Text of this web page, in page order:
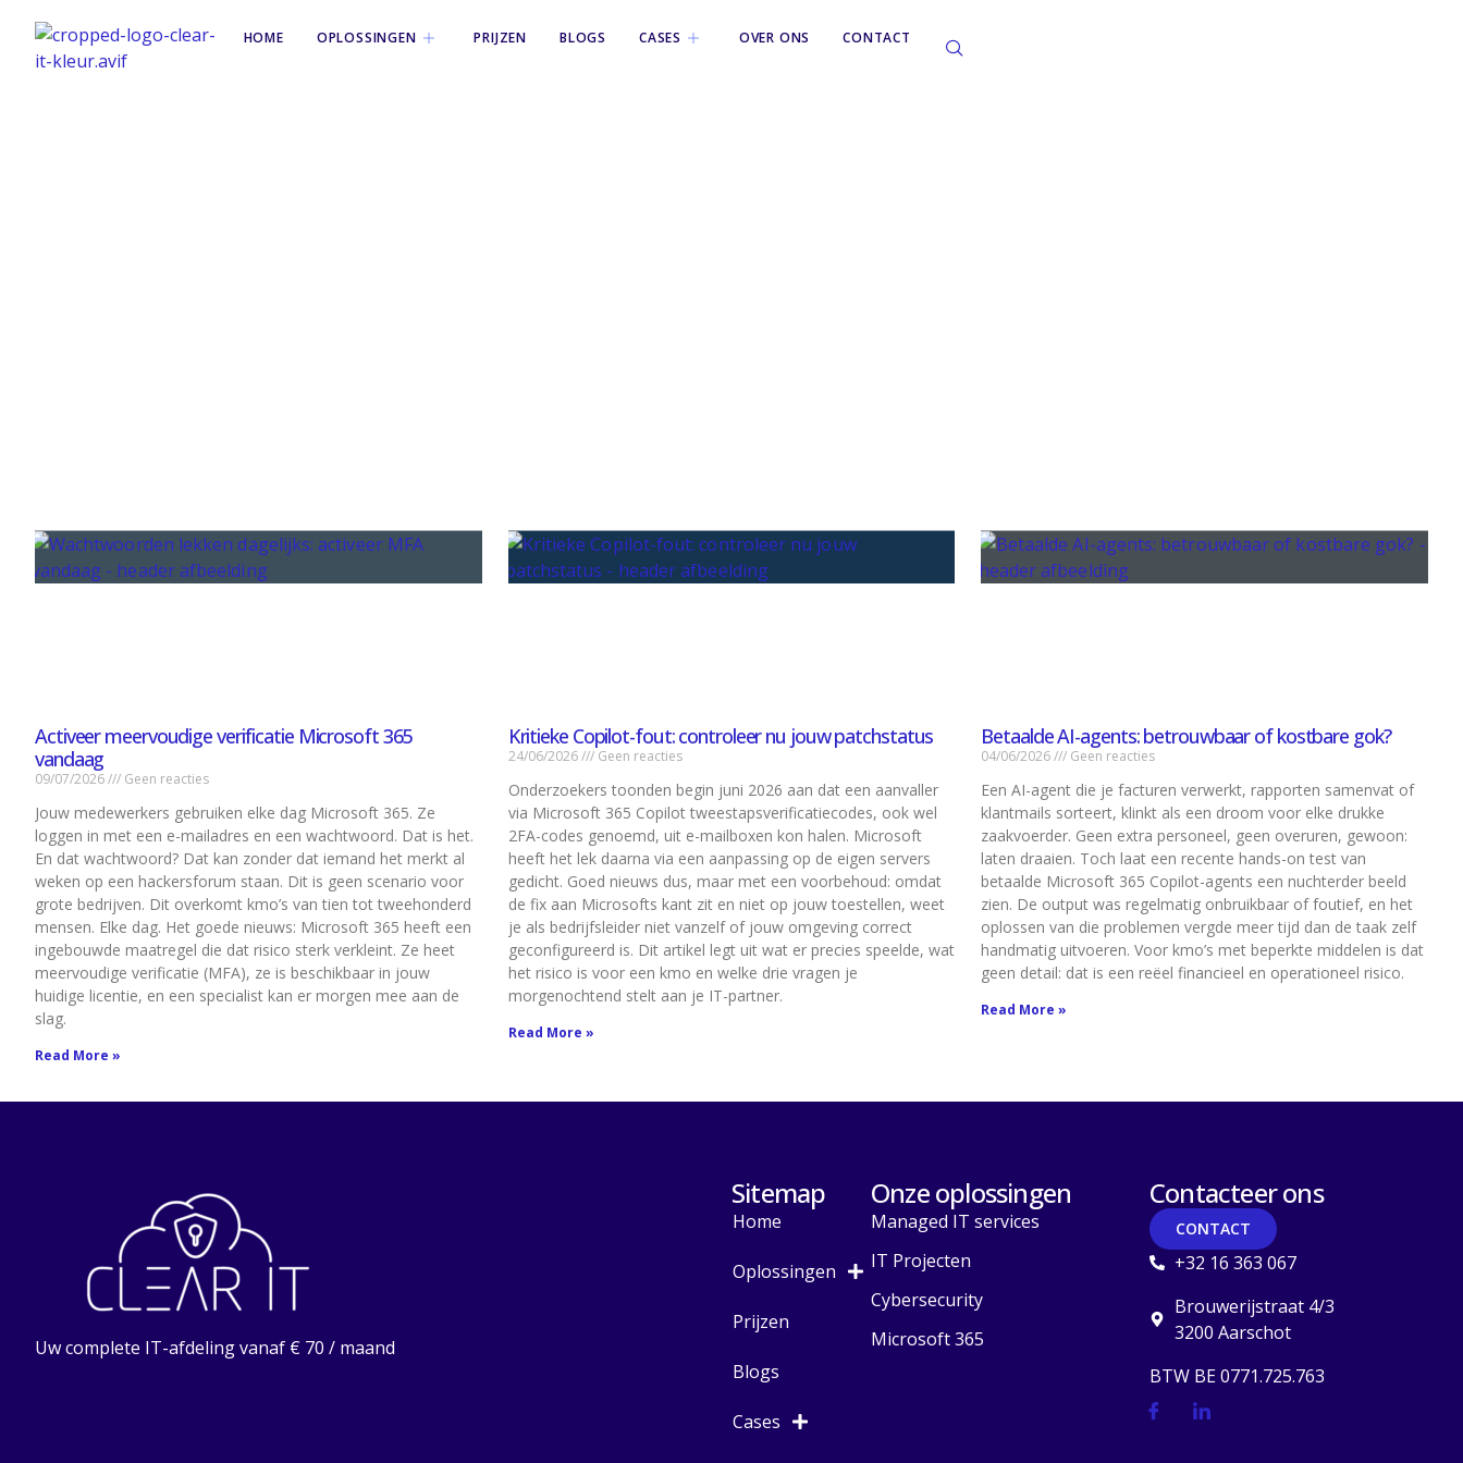
HOME OPLOSSINGEN PRIJZEN BLOGS CASES OVER ONS CONTACT
Activeer meervoudige verificatie Microsoft 365
vandaag
09/07/2026 Geen reacties
Jouw medewerkers gebruiken elke dag Microsoft 365. Ze
loggen in met een e-mailadres en een wachtwoord. Dat is het.
En dat wachtwoord? Dat kan zonder dat iemand het merkt al
weken op een hackersforum staan. Dit is geen scenario voor
grote bedrijven. Dit overkomt kmo’s van tien tot tweehonderd
mensen. Elke dag. Het goede nieuws: Microsoft 365 heeft een
ingebouwde maatregel die dat risico sterk verkleint. Ze heet
meervoudige verificatie (MFA), ze is beschikbaar in jouw
huidige licentie, en een specialist kan er morgen mee aan de
slag.
Read More »
Kritieke Copilot-fout: controleer nu jouw patchstatus
24/06/2026 Geen reacties
Onderzoekers toonden begin juni 2026 aan dat een aanvaller
via Microsoft 365 Copilot tweestapsverificatiecodes, ook wel
2FA-codes genoemd, uit e-mailboxen kon halen. Microsoft
heeft het lek daarna via een aanpassing op de eigen servers
gedicht. Goed nieuws dus, maar met een voorbehoud: omdat
de fix aan Microsofts kant zit en niet op jouw toestellen, weet
je als bedrijfsleider niet vanzelf of jouw omgeving correct
geconfigureerd is. Dit artikel legt uit wat er precies speelde, wat
het risico is voor een kmo en welke drie vragen je
morgenochtend stelt aan je IT-partner.
Read More »
Betaalde AI-agents: betrouwbaar of kostbare gok?
04/06/2026 Geen reacties
Een AI-agent die je facturen verwerkt, rapporten samenvat of
klantmails sorteert, klinkt als een droom voor elke drukke
zaakvoerder. Geen extra personeel, geen overuren, gewoon:
laten draaien. Toch laat een recente hands-on test van
betaalde Microsoft 365 Copilot-agents een nuchterder beeld
zien. De output was regelmatig onbruikbaar of foutief, en het
oplossen van die problemen vergde meer tijd dan de taak zelf
handmatig uitvoeren. Voor kmo’s met beperkte middelen is dat
geen detail: dat is een reëel financieel en operationeel risico.
Read More »
Uw complete IT-afdeling vanaf € 70 / maand
Sitemap
Home
Oplossingen
Prijzen
Blogs
Cases
Onze oplossingen
Managed IT services
IT Projecten
Cybersecurity
Microsoft 365
Contacteer ons
CONTACT
+32 16 363 067
Brouwerijstraat 4/3
3200 Aarschot
BTW BE 0771.725.763